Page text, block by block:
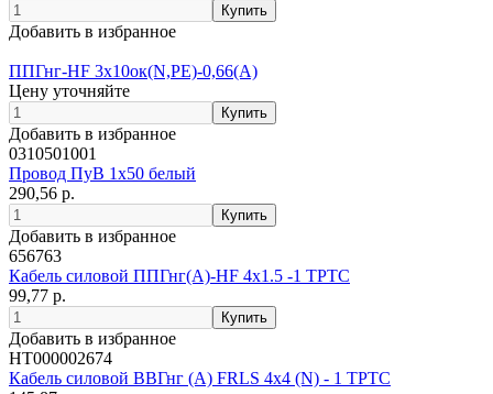
Добавить в избранное
ППГнг-HF 3х10ок(N,PE)-0,66(А)
Цену уточняйте
Добавить в избранное
0310501001
Провод ПуВ 1х50 белый
290,56 р.
Добавить в избранное
656763
Кабель силовой ППГнг(А)-HF 4х1.5 -1 ТРТС
99,77 р.
Добавить в избранное
НТ000002674
Кабель силовой ВВГнг (А) FRLS 4х4 (N) - 1 ТРТС